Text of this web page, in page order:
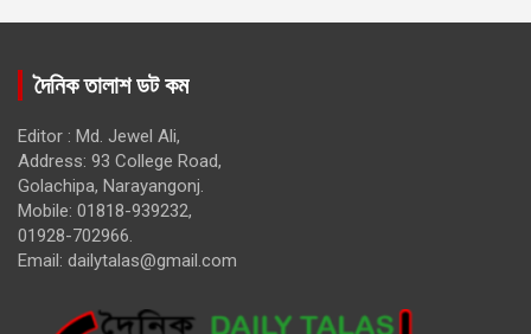
দৈনিক তালাশ ডট কম
Editor : Md. Jewel Ali,
Address: 93 College Road,
Golachipa, Narayangonj.
Mobile: 01818-939232,
01928-702966.
Email: dailytalas@gmail.com